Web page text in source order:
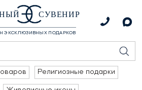
СУВЕНИР
ЭКСКЛЮЗИВНЫХ ПОДАРКОВ
Религиозные подарки